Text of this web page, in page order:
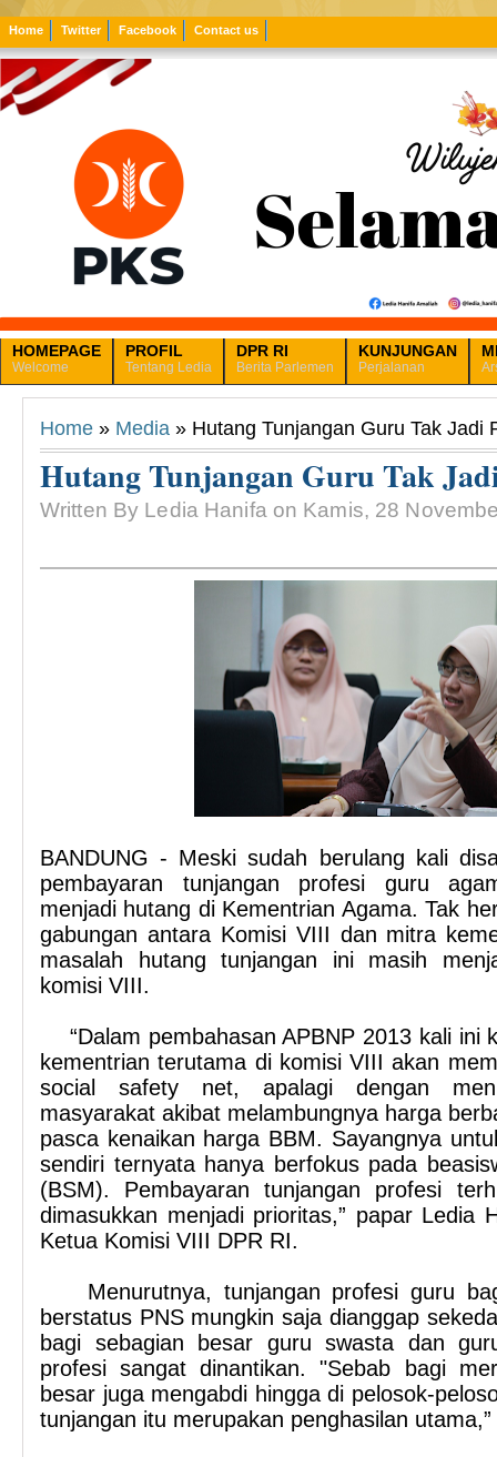
Home Twitter Facebook Contact us
HOMEPAGE
Welcome
PROFIL
Tentang Ledia
DPR RI
Berita Parlemen
KUNJUNGAN
Perjalanan
Home » Media » Hutang Tunjangan Guru Tak Jadi
Hutang Tunjangan Guru Tak
Written By Ledia Hanifa on Kamis, 28
BANDUNG - Meski sudah berulang kali
pembayaran tunjangan profesi guru
menjadi hutang di Kementrian Agama. Tak
gabungan antara Komisi VIII dan mitra
masalah hutang tunjangan ini masih
komisi VIII.
“Dalam pembahasan APBNP 2013 kali ini
kementrian terutama di komisi VIII akan
social safety net, apalagi dengan
masyarakat akibat melambungnya harga
pasca kenaikan harga BBM. Sayangnya
sendiri ternyata hanya berfokus pada
(BSM). Pembayaran tunjangan profesi
dimasukkan menjadi prioritas,” papar Ledia
Ketua Komisi VIII DPR RI.
Menurutnya, tunjangan profesi guru
berstatus PNS mungkin saja dianggap
bagi sebagian besar guru swasta dan
profesi sangat dinantikan. "Sebab bagi
besar juga mengabdi hingga di pelosok-
tunjangan itu merupakan penghasilan